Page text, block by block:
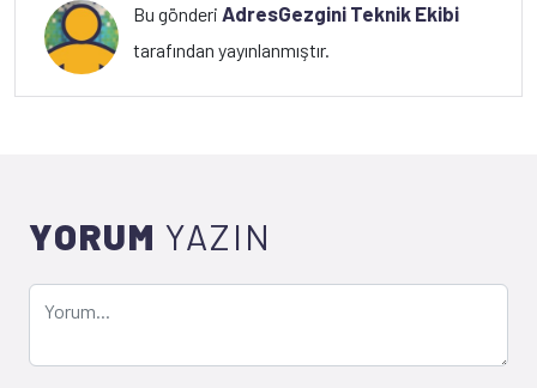
Bu gönderiAdresGezgini Teknik Ekibi
tarafından yayınlanmıştır.
YORUM YAZIN